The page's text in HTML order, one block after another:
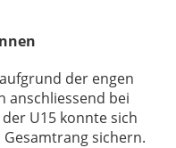
der engen
anschliessend bei
U15 konnte sich
sichern.